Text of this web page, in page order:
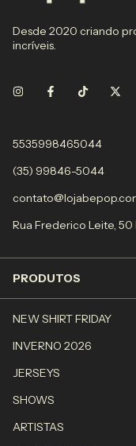
Desde 2020 criando
incríveis.
5535998465044
(35) 99846-5044
Rua Frederico Leite, 50
PRODUTOS
NEW SHIRT FRIDAY
INVERNO 2026
JERSEYS
SHOWS
ARTISTAS